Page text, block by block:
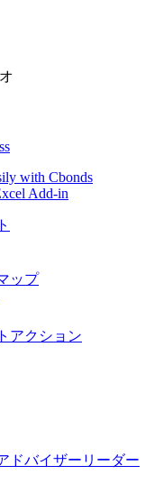
with Cbonds
Add-in
ップ
アクション
ドバイザーリーダー